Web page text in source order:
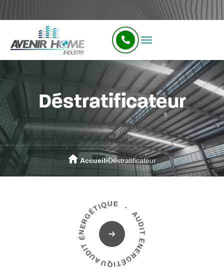
Déstratificateur
Accueil Déstratificateur
AUDIT ÉNERGÉTIQUE
‎ -
‎ AUDIT ÉNERGÉTIQUE -‎